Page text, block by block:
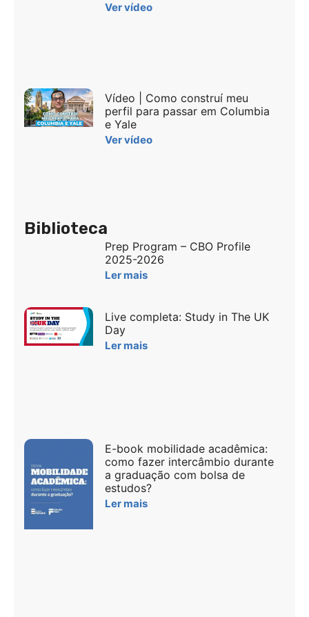
Ver vídeo
Vídeo | Como construí meu
perfil para passar em Columbia
e Yale
Ver vídeo
Biblioteca
Prep Program – CBO Profile
2025-2026
Ler mais
Live completa: Study in The UK
Day
Ler mais
E-book mobilidade acadêmica:
como fazer intercâmbio durante
a graduação com bolsa de
estudos?
Ler mais